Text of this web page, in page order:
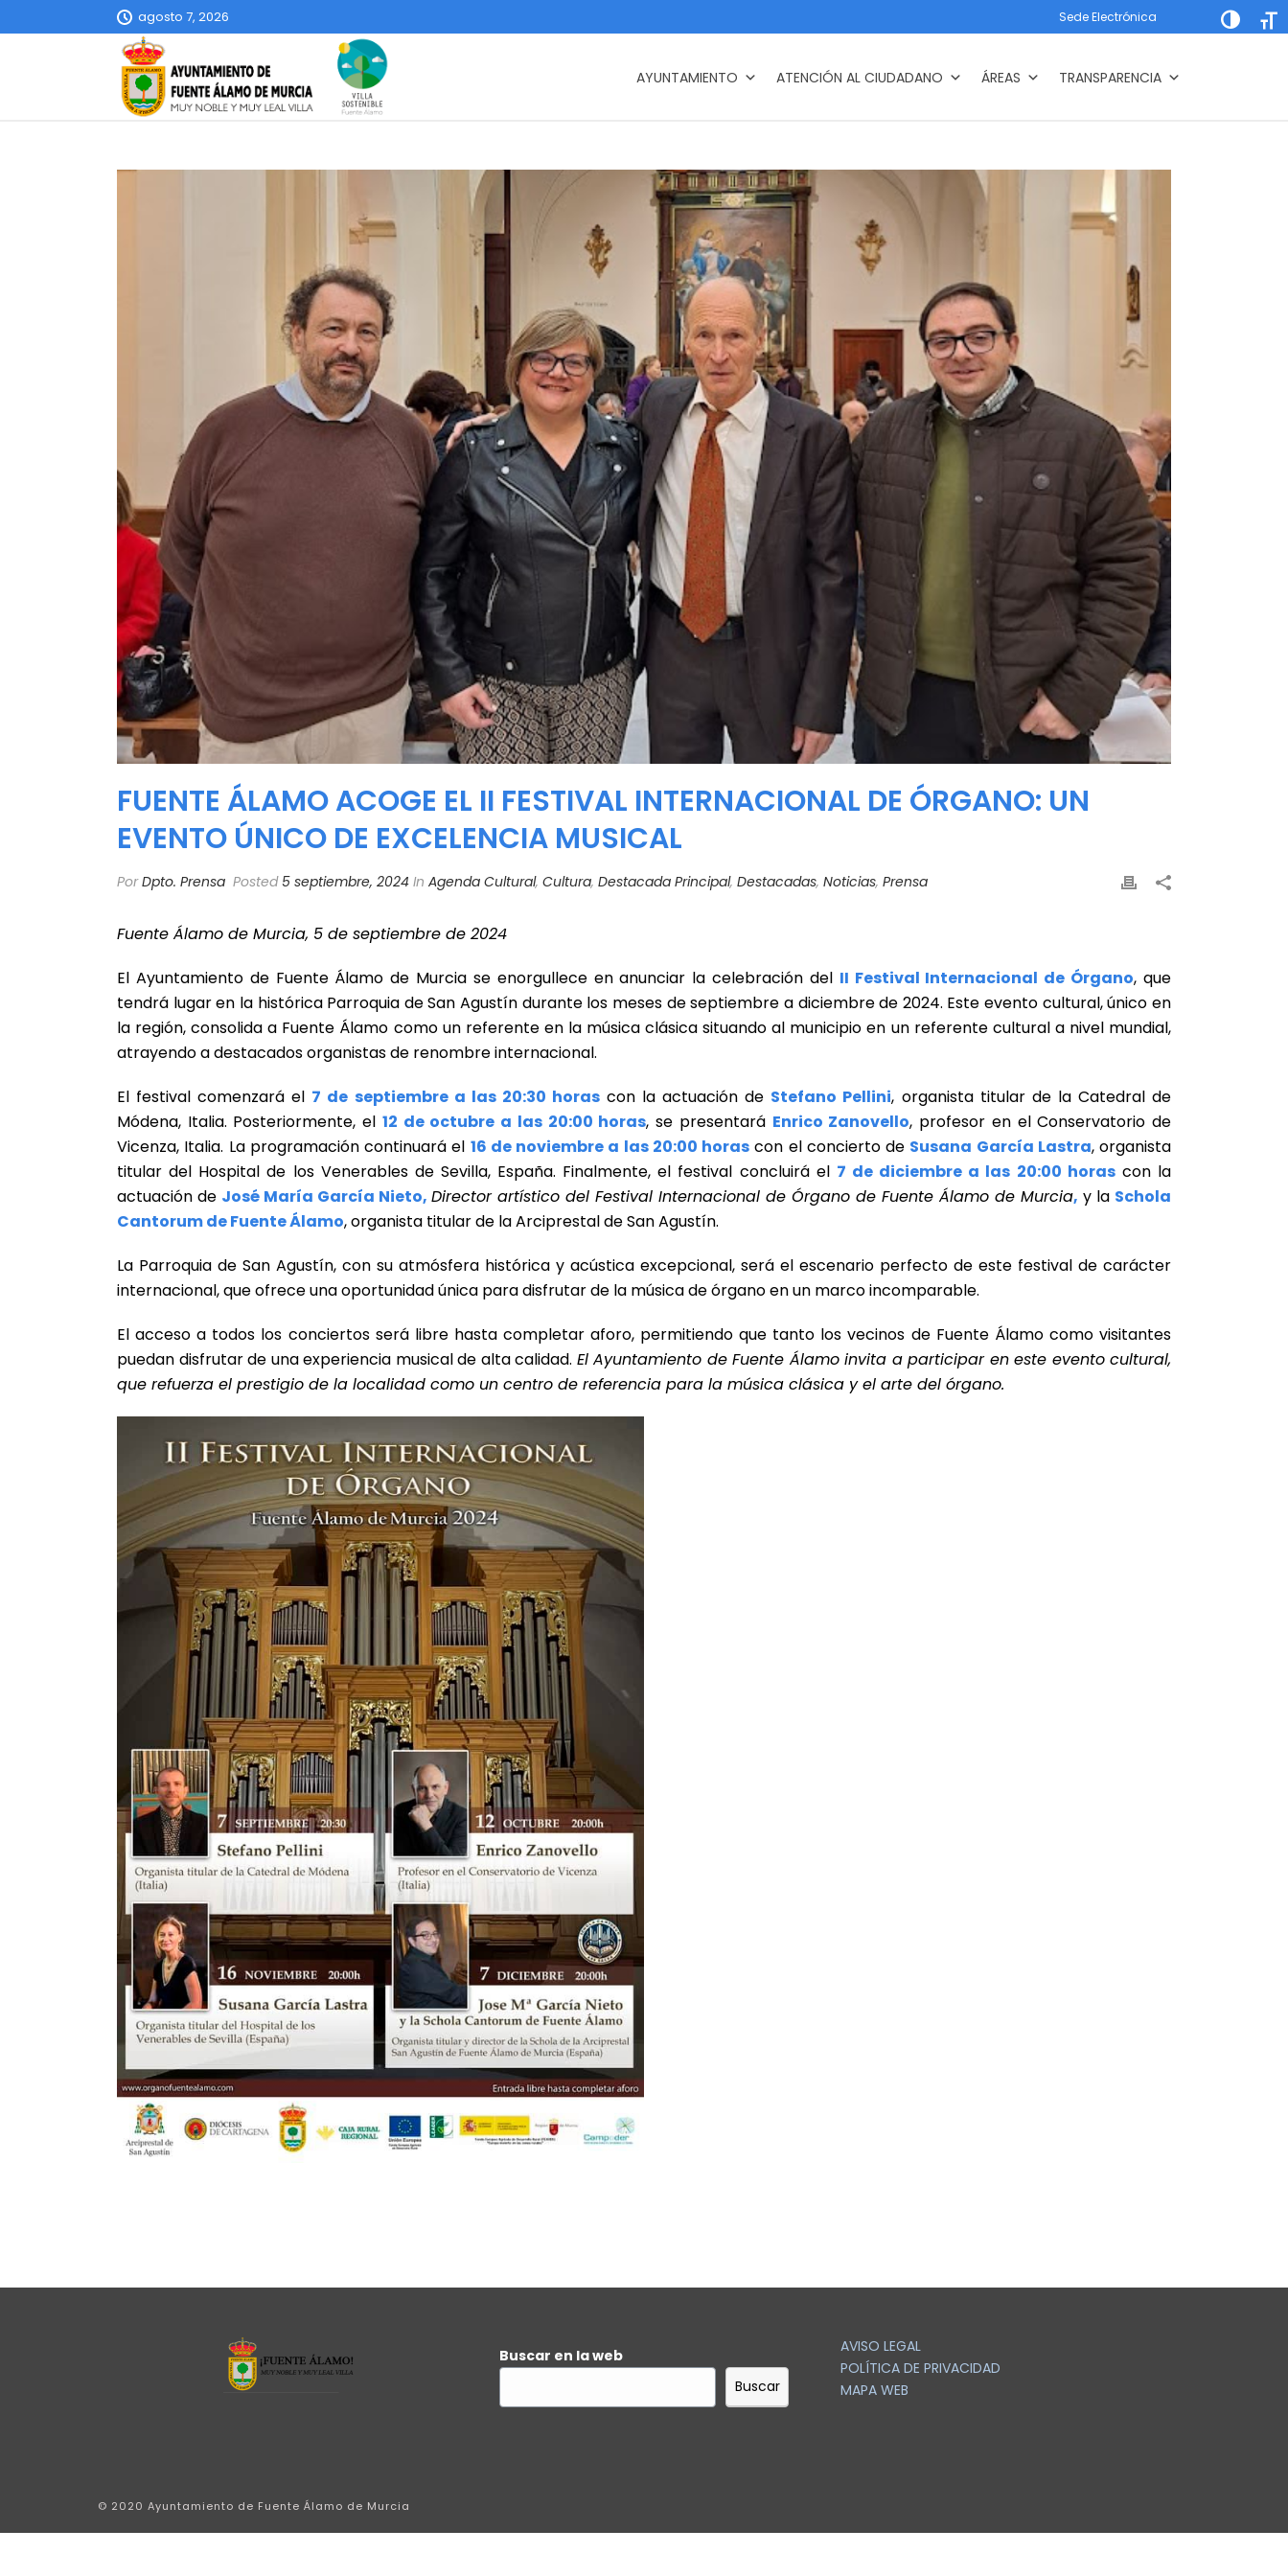
Alternar
agosto 7, 2026 Sede Electrónica
AYUNTAMIENTO ATENCIÓN AL CIUDADANO ÁREAS TRANSPARENCIA
FUENTE ÁLAMO ACOGE EL II FESTIVAL INTERNACIONAL DE ÓRGANO: UN
EVENTO ÚNICO DE EXCELENCIA MUSICAL
PorDpto. Prensa Posted5 septiembre, 2024 In Agenda Cultural, Cultura, Destacada Principal, Destacadas, Noticias, Prensa
Fuente Álamo de Murcia, 5 de septiembre de 2024
El Ayuntamiento de Fuente Álamo de Murcia se enorgullece en anunciar la celebración del II Festival Internacional de Órgano, que
tendrá lugar en la histórica Parroquia de San Agustín durante los meses de septiembre a diciembre de 2024. Este evento cultural, único en
la región, consolida a Fuente Álamo como un referente en la música clásica situando al municipio en un referente cultural a nivel mundial,
atrayendo a destacados organistas de renombre internacional.
El festival comenzará el 7 de septiembre a las 20:30 horascon la actuación de Stefano Pellini, organista titular de la Catedral de
Módena, Italia. Posteriormente, el 12 de octubre a las 20:00 horas, se presentará Enrico Zanovello, profesor en el Conservatorio de
Vicenza, Italia. La programación continuará el 16 de noviembre a las 20:00 horas con el concierto de Susana García Lastra, organista
titular del Hospital de los Venerables de Sevilla, España. Finalmente, el festival concluirá el 7 de diciembre a las 20:00 horascon la
actuación de José María García Nieto, Director artístico del Festival Internacional de Órgano de Fuente Álamo de Murcia, y la Schola
Cantorum de Fuente Álamo, organista titular de la Arciprestal de San Agustín.
La Parroquia de San Agustín, con su atmósfera histórica y acústica excepcional, será el escenario perfecto de este festival de carácter
internacional, que ofrece una oportunidad única para disfrutar de la música de órgano en un marco incomparable.
El acceso a todos los conciertos será libre hasta completar aforo, permitiendo que tanto los vecinos de Fuente Álamo como visitantes
puedan disfrutar de una experiencia musical de alta calidad. El Ayuntamiento de Fuente Álamo invita a participar en este evento cultural,
que refuerza el prestigio de la localidad como un centro de referencia para la música clásica y el arte del órgano.
Buscar en la web
Buscar
AVISO LEGAL
POLÍTICA DE PRIVACIDAD
MAPA WEB
© 2020 Ayuntamiento de Fuente Álamo de Murcia